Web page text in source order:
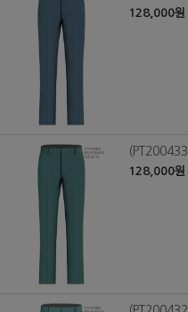
128,000원
128,000원